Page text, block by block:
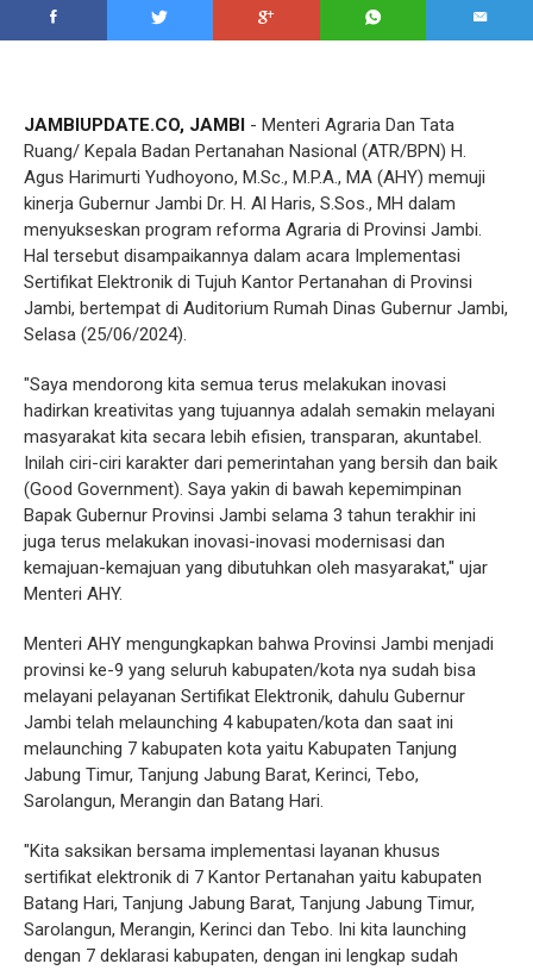
JAMBIUPDATE.CO, JAMBI - Menteri Agraria Dan Tata
Ruang/ Kepala Badan Pertanahan Nasional (ATR/BPN) H.
Agus Harimurti Yudhoyono, M.Sc., M.P.A., MA (AHY) memuji
kinerja Gubernur Jambi Dr. H. Al Haris, S.Sos., MH dalam
menyukseskan program reforma Agraria di Provinsi Jambi.
Hal tersebut disampaikannya dalam acara Implementasi
Sertifikat Elektronik di Tujuh Kantor Pertanahan di Provinsi
Jambi, bertempat di Auditorium Rumah Dinas Gubernur Jambi,
Selasa (25/06/2024).
"Saya mendorong kita semua terus melakukan inovasi
hadirkan kreativitas yang tujuannya adalah semakin melayani
masyarakat kita secara lebih efisien, transparan, akuntabel.
Inilah ciri-ciri karakter dari pemerintahan yang bersih dan baik
(Good Government). Saya yakin di bawah kepemimpinan
Bapak Gubernur Provinsi Jambi selama 3 tahun terakhir ini
juga terus melakukan inovasi-inovasi modernisasi dan
kemajuan-kemajuan yang dibutuhkan oleh masyarakat," ujar
Menteri AHY.
Menteri AHY mengungkapkan bahwa Provinsi Jambi menjadi
provinsi ke-9 yang seluruh kabupaten/kota nya sudah bisa
melayani pelayanan Sertifikat Elektronik, dahulu Gubernur
Jambi telah melaunching 4 kabupaten/kota dan saat ini
melaunching 7 kabupaten kota yaitu Kabupaten Tanjung
Jabung Timur, Tanjung Jabung Barat, Kerinci, Tebo,
Sarolangun, Merangin dan Batang Hari.
"Kita saksikan bersama implementasi layanan khusus
sertifikat elektronik di 7 Kantor Pertanahan yaitu kabupaten
Batang Hari, Tanjung Jabung Barat, Tanjung Jabung Timur,
Sarolangun, Merangin, Kerinci dan Tebo. Ini kita launching
dengan 7 deklarasi kabupaten, dengan ini lengkap sudah